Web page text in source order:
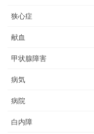
狭心症
献血
甲状腺障害
病気
病院
白内障